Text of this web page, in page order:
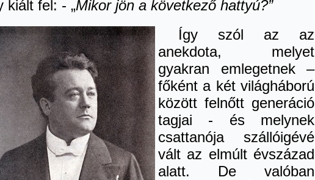
kiált fel: - „Mikor jön a következő hattyú?”
Így szól az az
anekdota, melyet
gyakran emlegetnek –
főként a két világháború
között felnőtt generáció
tagjai - és melynek
csattanója szállóigévé
vált az elmúlt évszázad
alatt. De valóban